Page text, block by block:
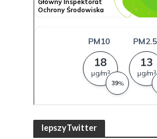
lepszyTwitter